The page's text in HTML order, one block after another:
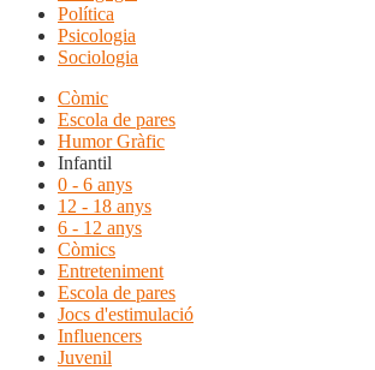
Política
Psicologia
Sociologia
Còmic
Escola de pares
Humor Gràfic
Infantil
0 - 6 anys
12 - 18 anys
6 - 12 anys
Còmics
Entreteniment
Escola de pares
Jocs d'estimulació
Influencers
Juvenil